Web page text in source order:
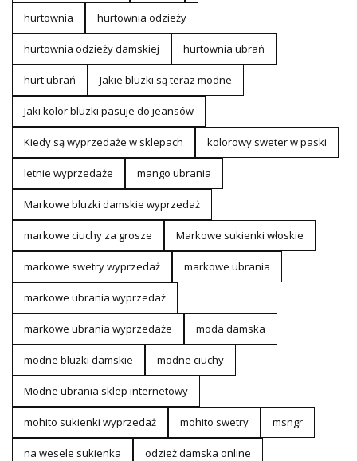
hurtownia hurtownia odzieży
hurtownia odzieży damskiej hurtownia ubrań
hurt ubrań Jakie bluzki są teraz modne
Jaki kolor bluzki pasuje do jeansów
Kiedy są wyprzedaże w sklepach kolorowy sweter w paski
letnie wyprzedaże mango ubrania
Markowe bluzki damskie wyprzedaż
markowe ciuchy za grosze Markowe sukienki włoskie
markowe swetry wyprzedaż markowe ubrania
markowe ubrania wyprzedaż
markowe ubrania wyprzedaże moda damska
modne bluzki damskie modne ciuchy
Modne ubrania sklep internetowy
mohito sukienki wyprzedaż mohito swetry msngr
na wesele sukienka odzież damska online